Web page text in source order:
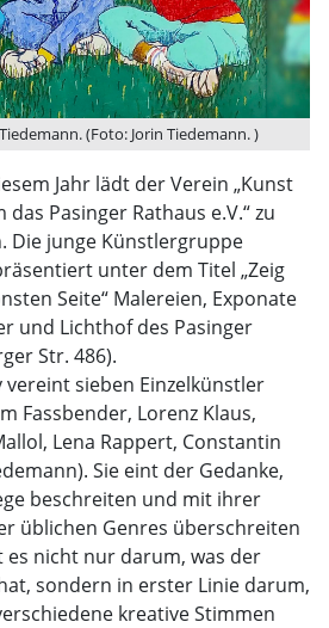
(Foto: Jorin Tiedemann. )
Jahr lädt der Verein „Kunst
Pasinger Rathaus e.V.“ zu
Die junge Künstlergruppe
unter dem Titel „Zeig
Seite“ Malereien, Exponate
und Lichthof des Pasinger
Str. 486).
sieben Einzelkünstler
Fassbender, Lorenz Klaus,
Lena Rappert, Constantin
Sie eint der Gedanke,
beschreiten und mit ihrer
üblichen Genres überschreiten
es nicht nur darum, was der
sondern in erster Linie darum,
kreative Stimmen